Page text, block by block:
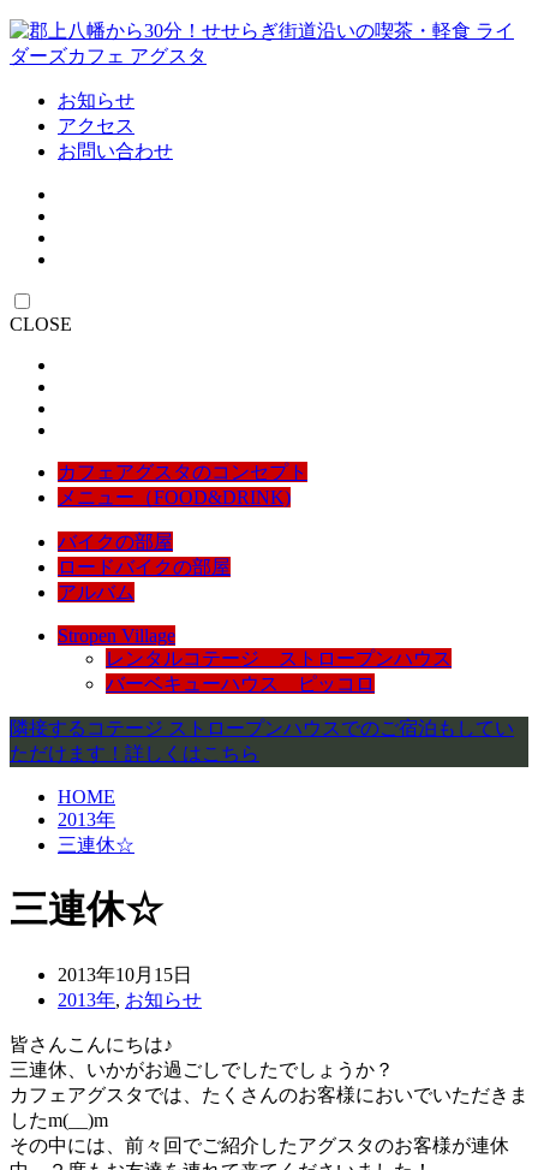
お知らせ
アクセス
お問い合わせ
CLOSE
カフェアグスタのコンセプト
メニュー（FOOD&DRINK)
バイクの部屋
ロードバイクの部屋
アルバム
Stropen Village
レンタルコテージ ストロープンハウス
バーベキューハウス ピッコロ
隣接するコテージ ストロープンハウスでのご宿泊もしてい
ただけます！詳しくはこちら
HOME
2013年
三連休☆
三連休☆
2013年10月15日
2013年, お知らせ
皆さんこんにちは♪
三連休、いかがお過ごしでしたでしょうか？
カフェアグスタでは、たくさんのお客様においでいただきま
したm(__)m
その中には、前々回でご紹介したアグスタのお客様が連休